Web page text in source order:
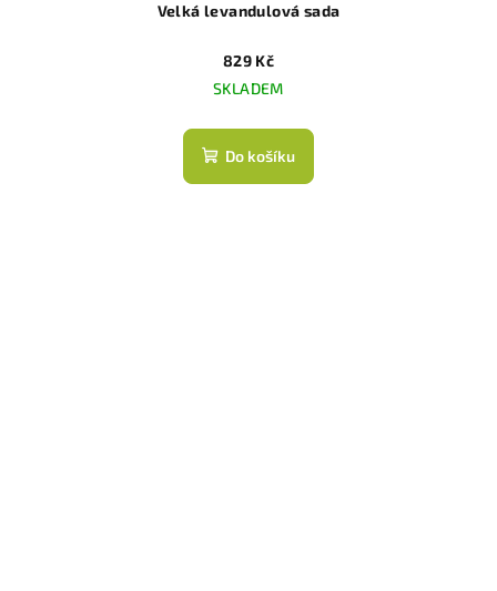
Velká levandulová sada
829 Kč
SKLADEM
Do košíku